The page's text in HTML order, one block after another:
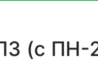
(с ПН-